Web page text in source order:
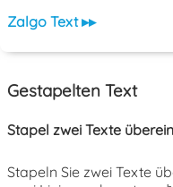
Zalgo Text ▸▸
Gestapelten Text
Stapel zwei Texte
Stapeln Sie zwei Texte